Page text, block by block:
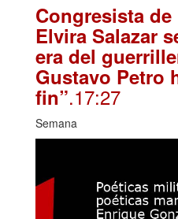
Congresista de
Elvira Salazar
era del
Gustavo Petro
fin”.17:27
Semana